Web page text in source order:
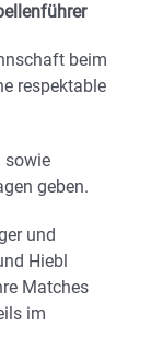
beim
respektable
sowie
geben.
und
Hiebl
Matches
im